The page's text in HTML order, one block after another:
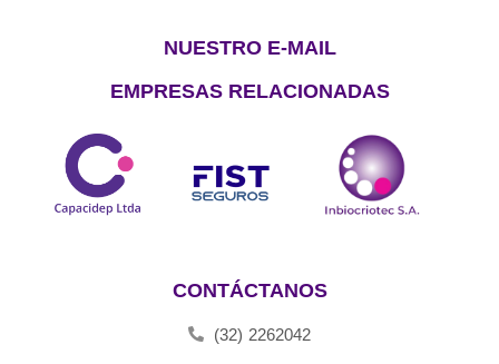
NUESTRO E-MAIL
EMPRESAS RELACIONADAS
CONTÁCTANOS
(32) 2262042